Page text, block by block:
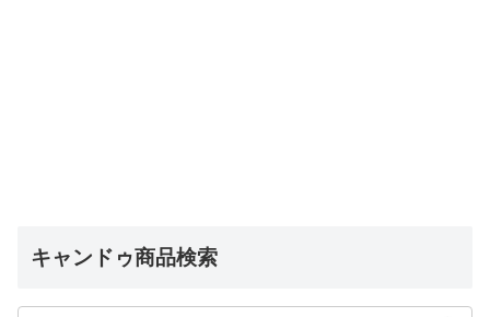
キャンドゥ商品検索